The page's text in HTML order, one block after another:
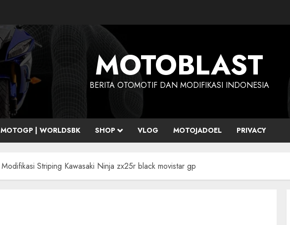
MOTOBLAST
BERITA OTOMOTIF DAN MODIFIKASI INDONESIA
MOTOGP | WORLDSBK SHOP VLOG MOTOJADOEL PRIVACY
Modifikasi Striping Kawasaki Ninja zx25r black movistar gp